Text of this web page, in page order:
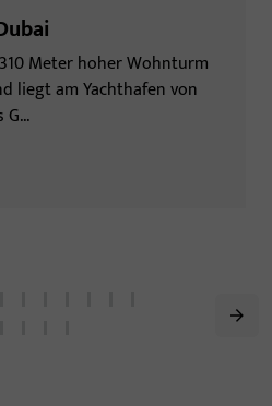
Meter hoher Wohn­turm
liegt am Yacht­hafen von